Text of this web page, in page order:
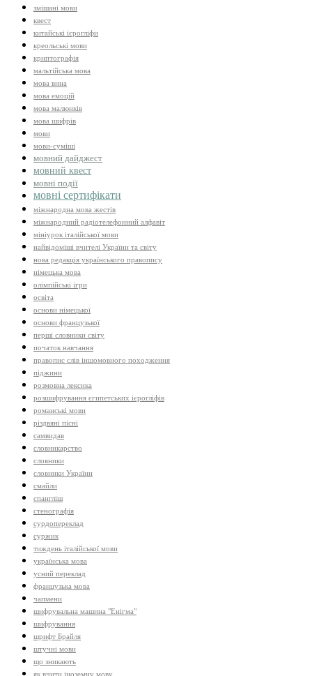
змішані мови
квест
китайські ієрогліфи
креольські мови
криптографія
мальтійська мова
мова вина
мова емоцій
мова малюнків
мова шифрів
мови
мови-суміші
мовний дайджест
мовний квест
мовні події
мовні сертифікати
міжнародна мова жестів
міжнародний радіотелефонний алфавіт
мініурок італійської мови
найвідоміші вчителі України та світу
нова редакція українського правопису
німецька мова
олімпійські ігри
освіта
основи німецької
основи французької
перші словники світу
початок навчання
правопис слів іншомовного походження
піджини
розмовна лексика
розшифрування єгипетських ієрогліфів
романські мови
різдвяні пісні
самвидав
словникарство
словники
словники України
смайли
спангліш
стенографія
сурдопереклад
суржик
тиждень італійської мови
українська мова
усний переклад
французька мова
чапмени
шифрувальна машина "Енігма"
шифрування
шрифт Брайля
штучні мови
що зникають
як вчити іноземну мову